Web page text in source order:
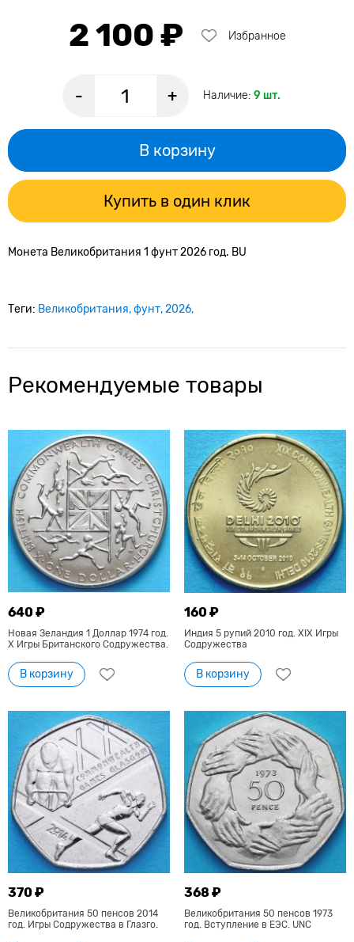
2 100 ₽ Избранное
- + Наличие: 9 шт.
В корзину
Купить в один клик
Монета Великобритания 1 фунт 2026 год. BU
Теги: Великобритания фунт 2026
Рекомендуемые товары
640 ₽
Новая Зеландия 1 Доллар 1974 год.
X Игры Британского Содружества.
В корзину
160 ₽
Индия 5 рупий 2010 год. XIX Игры
Содружества
В корзину
370 ₽
Великобритания 50 пенсов 2014
год. Игры Содружества в Глазго.
368 ₽
Великобритания 50 пенсов 1973
год. Вступление в ЕЭС. UNC